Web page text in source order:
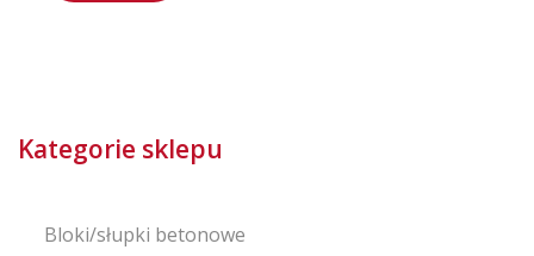
Kategorie sklepu
Bloki/słupki betonowe